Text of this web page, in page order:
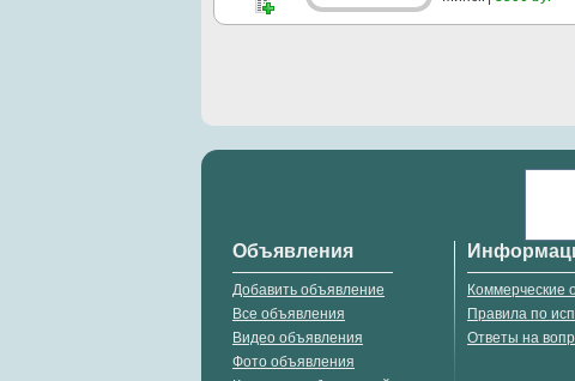
Объявления
Добавить объявление
Все объявления
Видео объявления
Фото объявления
Коммерческие
Правила по
Ответы на